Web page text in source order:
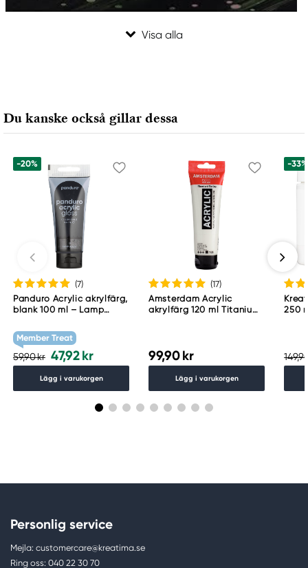
Du kanske också gillar dessa
-20%
(7)
Panduro Acrylic akrylfärg,
blank 100 ml – Lamp
Member Treat
59,90 kr 47,92 kr
Lägg i varukorgen
(17)
Amsterdam Acrylic
akrylfärg 120 ml Titanium
99,90 kr
Lägg i varukorgen
-33%
250
Personlig service
Mejla: customercare@kreatima.se
Ring oss: 040 22 30 70